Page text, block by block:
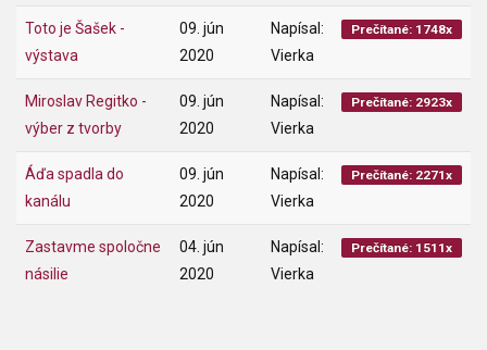
Toto je Šašek -
výstava
09. jún
2020
Napísal:
Vierka
Prečítané: 1748x
Miroslav Regitko -
výber z tvorby
09. jún
2020
Napísal:
Vierka
Prečítané: 2923x
Áďa spadla do
kanálu
09. jún
2020
Napísal:
Vierka
Prečítané: 2271x
Zastavme spoločne
násilie
04. jún
2020
Napísal:
Vierka
Prečítané: 1511x